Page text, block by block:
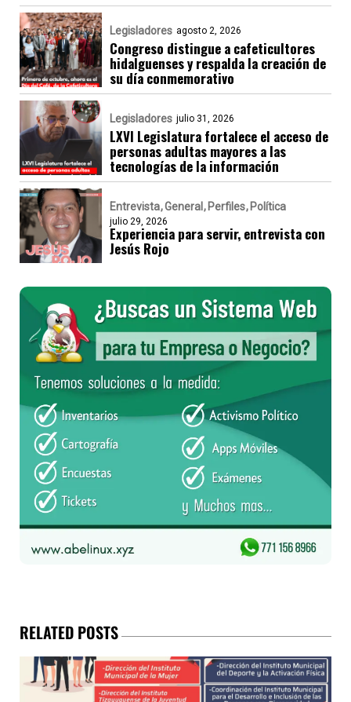
Legisladores agosto 2, 2026
Congreso distingue a cafeticultores
hidalguenses y respalda la creación de
su día conmemorativo
Legisladores julio 31, 2026
LXVI Legislatura fortalece el acceso de
personas adultas mayores a las
tecnologías de la información
Entrevista General Perfiles Política
julio 29, 2026
Experiencia para servir, entrevista con
Jesús Rojo
RELATED POSTS